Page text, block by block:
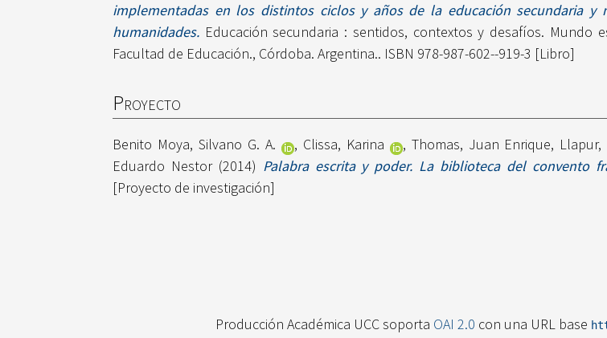
implementadas en los distintos ciclos y años de la educación secundaria y
humanidades. Educación secundaria : sentidos, contextos y desafíos. Mundo
Facultad de Educación., Córdoba. Argentina.. ISBN 978-987-602--919-3 [Libro]
Proyecto
Benito Moya, Silvano G. A. , Clissa, Karina , Thomas, Juan Enrique, Llapur,
Eduardo Nestor(2014) Palabra escrita y poder. La biblioteca del convento
[Proyecto de investigación]
Producción Académica UCC soporta OAI 2.0 con una URL base